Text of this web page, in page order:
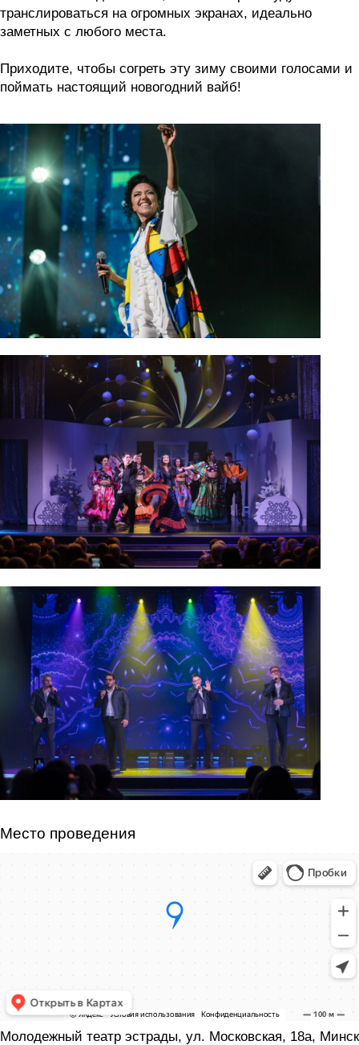
транслироваться на огромных экранах, идеально
заметных с любого места.
Приходите, чтобы согреть эту зиму своими голосами и
поймать настоящий новогодний вайб!
Место проведения
Молодежный театр эстрады, ул. Московская, 18а, Минск